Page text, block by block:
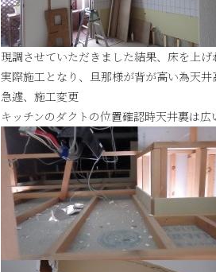
現調させていただきました結果、床を上
実際施工となり、旦那様が背が高い為天
急遽、施工変更
キッチンのダクトの位置確認時天井裏は